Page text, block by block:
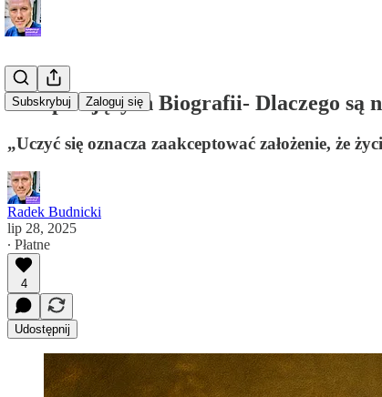
Subskrybuj Zaloguj się
7 Inspirujących Biografii- Dlaczego są
„Uczyć się oznacza zaakceptować założenie, że
Radek Budnicki
lip 28, 2025
∙ Płatne
4
Udostępnij